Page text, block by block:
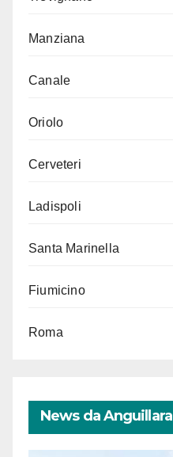
Manziana
Canale
Oriolo
Cerveteri
Ladispoli
Santa Marinella
Fiumicino
Roma
News da Anguillara